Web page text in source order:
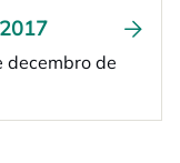
decembro de